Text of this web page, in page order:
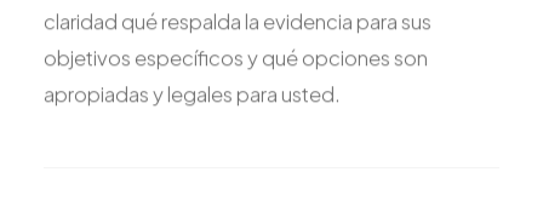
claridad qué respalda la evidencia para sus
objetivos específicos y qué opciones son
apropiadas y legales para usted.